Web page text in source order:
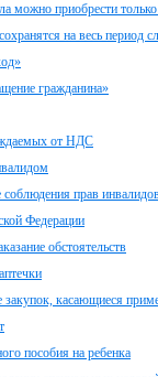
можно приобрести
на весь период
гражданина»
от НДС
соблюдения прав
Федерации
обстоятельств
закупок, касающиеся
пособия на ребенка